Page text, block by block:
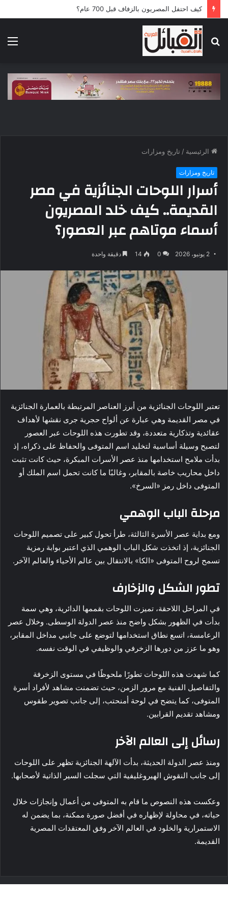
كيف احتفل المصريون بالزفاف قبل 700 عام؟
عن
الرئيسية / تاريخ ومزارات
تاريخ ومزارات
أسرار اللوحات الجنائزية في مصر
القديمة.. كيف خلد المصريون
أسماء موتاهم عبر العصور؟
2 يونيو، 2026 0
14 دقيقة واحدة
تعتبر اللوحات الجنائزية من أبرز العناصر المرتبطة بالعمارة الجنائزية
في مصر القديمة وهي عبارة عن ألواح حجرية جرى نقشها لأهداف
عقائدية وتذكارية متعددة، وقد تطورت هذه اللوحات عبر العصور
لتصبح وسيلة أساسية لتخليد اسم المتوفى والحفاظ على ذكراه، إذ
بدأت ملامح استخدامها منذ عصر الأسرات المبكرة، حيث كانت تثبت
داخل محاريب خاصة بالمقابر، وغالبًا ما كانت تحمل اسم الملك أو
المتوفى داخل رمز «السرخ».
مرحلة الباب الوهمي
ومع بداية عصر الأسرة الثالثة، طرأ تحول كبير على تصميم اللوحات
الجنائزية، إذ اتخذت شكل الباب الوهمي الذي اعتبر بوابة رمزية
تسمح لروح المتوفى «الكا» بالانتقال بين عالم الأحياء والعالم الآخر.
تطور الشكل والزخارف
في المراحل اللاحقة، تميزت اللوحات بقممها الدائرية، وهي سمة
بدأت في الظهور بشكل واضح منذ عصر الدولة الوسطى. وخلال عصر
الرعامسة، اتسع نطاق استخدامها لتوضع على جانبي مداخل المقابر،
وهو ما عزز من دورها الزخرفي والوظيفي في الوقت نفسه.
كما شهدت هذه اللوحات تطورًا ملحوظًا في مستوى الزخرفة
والتفاصيل الفنية مع مرور الزمن، حيث تضمنت مشاهد لأفراد أسرة
المتوفى، كما يتضح في لوحة أمنحتب، إلى جانب تصوير طقوس
ومشاهد تقديم القرابين.
رسائل إلى العالم الآخر
ومنذ عصر الدولة الحديثة، بدأت الآلهة الجنائزية تظهر على اللوحات
إلى جانب النقوش الهيروغليفية التي سجلت السير الذاتية لأصحابها.
وعكست هذه النصوص ما قام به المتوفى من أعمال وإنجازات خلال
حياته، في محاولة لإظهاره في أفضل صورة ممكنة، بما يضمن له
الاستمرارية والخلود في العالم الآخر وفق المعتقدات المصرية
القديمة.